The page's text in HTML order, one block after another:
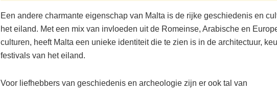
Een andere charmante eigenschap van Malta is de rijke geschiedenis en
het eiland. Met een mix van invloeden uit de Romeinse, Arabische en
culturen, heeft Malta een unieke identiteit die te zien is in de architectuur,
festivals van het eiland.
Voor liefhebbers van geschiedenis en archeologie zijn er ook tal van